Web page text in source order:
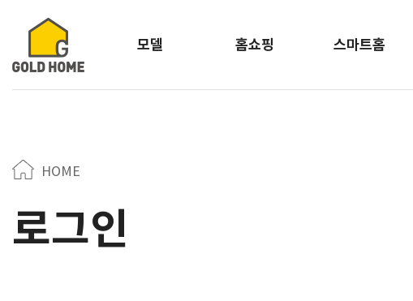
모델 홈쇼핑 스마트홈
HOME
로그인